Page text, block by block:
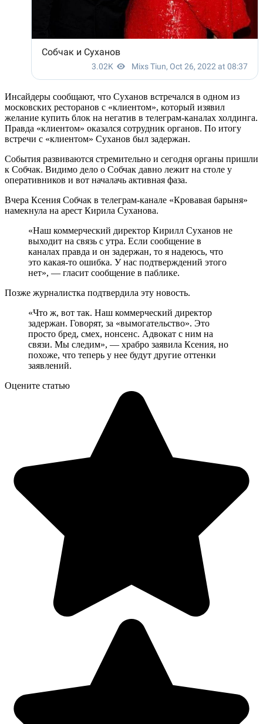
Инсайдеры сообщают, что Суханов встречался в одном из
московских ресторанов с «клиентом», который изявил
желание купить блок на негатив в телеграм-каналах холдинга.
Правда «клиентом» оказался сотрудник органов. По итогу
встречи с «клиентом» Суханов был задержан.
События развиваются стремительно и сегодня органы пришли
к Собчак. Видимо дело о Собчак давно лежит на столе у
оперативников и вот началачь активная фаза.
Вчера Ксения Собчак в телеграм-канале «Кровавая барыня»
намекнула на арест Кирила Суханова.
«Наш коммерческий директор Кирилл Суханов не
выходит на связь с утра. Если сообщение в
каналах правда и он задержан, то я надеюсь, что
это какая-то ошибка. У нас подтверждений этого
нет», — гласит сообщение в паблике.
Позже журналистка подтвердила эту новость.
«Что ж, вот так. Наш коммерческий директор
задержан. Говорят, за «вымогательство». Это
просто бред, смех, нонсенс. Адвокат с ним на
связи. Мы следим», — храбро заявила Ксения, но
похоже, что теперь у нее будут другие оттенки
заявлений.
Оцените статью